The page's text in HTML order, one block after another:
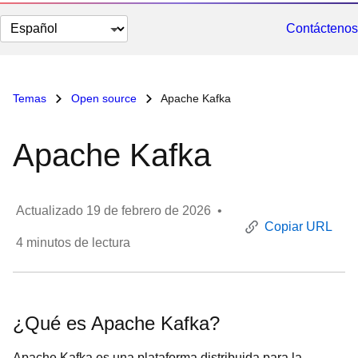
Cambiar
el
Contáctenos
Temas Open source Apache Kafka
Apache Kafka
Actualizado 19 de febrero de 2026 •
4 minutos de lectura
Copiar URL
¿Qué es Apache Kafka?